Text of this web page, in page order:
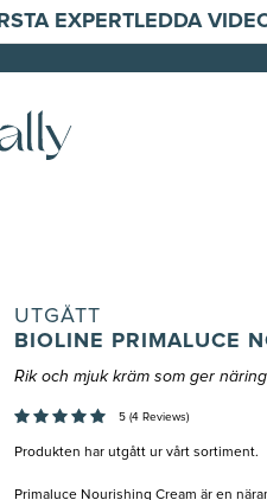
EXPERTLEDDA
UTGÅTT
BIOLINE PRIMALUCE
Rik och mjuk kräm som ger
5 (4 Reviews)
Produkten har utgått ur vårt sortiment.
Primaluce Nourishing Cream är en